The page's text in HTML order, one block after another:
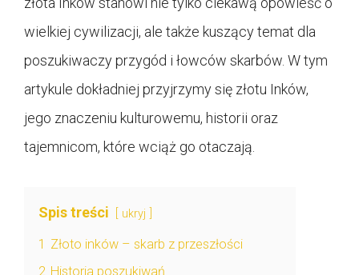
wielkiej cywilizacji, ale także kuszący temat dla
poszukiwaczy przygód i łowców skarbów. W tym
artykule dokładniej przyjrzymy się złotu Inków,
jego znaczeniu kulturowemu, historii oraz
tajemnicom, które wciąż go otaczają.
Spis treści ukryj
1 Złoto inków – skarb z przeszłości
2 Historia poszukiwań